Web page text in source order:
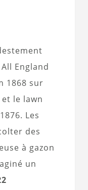
England
1868 sur
le lawn
Les
des
à gazon
un